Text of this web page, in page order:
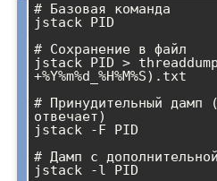
# Базовая команда
jstack PID
# Сохранение в файл
jstack PID >
+%Y%m%d_%H%M%S).txt
# Принудительный дамп
отвечает)
jstack -F PID
# Дамп с